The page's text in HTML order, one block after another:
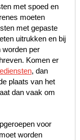
met spoed en
moeten
met gepaste
uitrukken en bij
worden per
Komen er
, dan
plaats van het
dan vaak om
voor
worden